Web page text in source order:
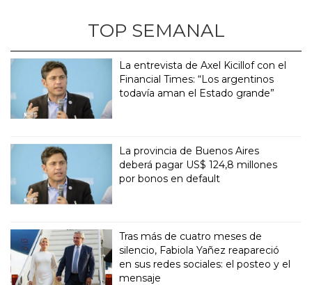
TOP SEMANAL
La entrevista de Axel Kicillof con el
Financial Times: “Los argentinos
todavía aman el Estado grande”
La provincia de Buenos Aires
deberá pagar US$ 124,8 millones
por bonos en default
Tras más de cuatro meses de
silencio, Fabiola Yañez reapareció
en sus redes sociales: el posteo y el
mensaje